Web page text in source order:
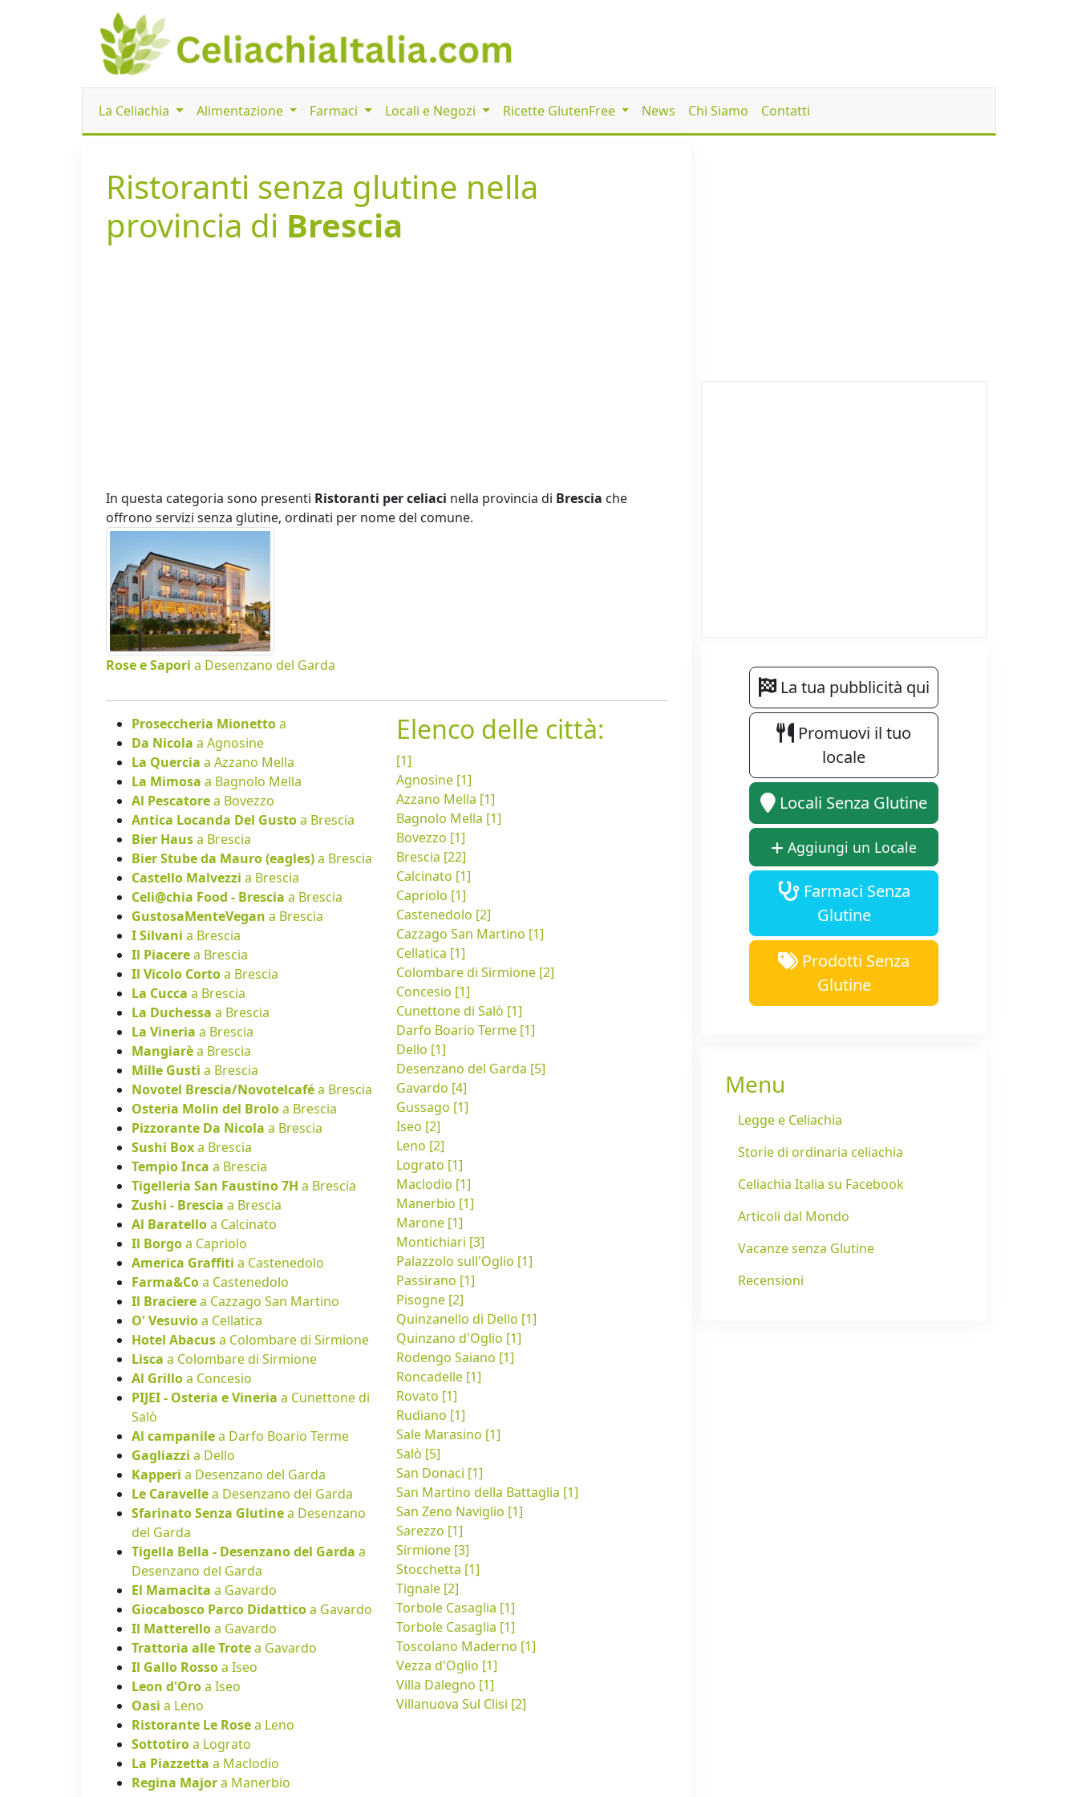
La Celiachia Alimentazione Farmaci Locali e Negozi Ricette GlutenFree News Chi Siamo Contatti
Ristoranti senza glutine nella
provincia di Brescia
In questa categoria sono presenti Ristoranti per celiaci nella provincia di Brescia che
offrono servizi senza glutine, ordinati per nome del comune.
Rose e Sapori a Desenzano del Garda
Proseccheria Mionettoa
Da Nicola a Agnosine
La Quercia a Azzano Mella
La Mimosa a Bagnolo Mella
Al Pescatorea Bovezzo
Antica Locanda Del Gustoa Brescia
Bier Hausa Brescia
Bier Stube da Mauro (eagles)a Brescia
Castello Malvezzi a Brescia
Celi@chia Food - Brescia a Brescia
GustosaMenteVegan a Brescia
I Silvani a Brescia
Il Piacerea Brescia
Il Vicolo Cortoa Brescia
La Cucca a Brescia
La Duchessa a Brescia
La Vineria a Brescia
Mangiarèa Brescia
Mille Gusti a Brescia
Novotel Brescia/Novotelcaféa Brescia
Osteria Molin del Broloa Brescia
Pizzorante Da Nicola a Brescia
Sushi Boxa Brescia
Tempio Inca a Brescia
Tigelleria San Faustino 7H a Brescia
Zushi - Brescia a Brescia
Al Baratelloa Calcinato
Il Borgoa Capriolo
America Graffiti a Castenedolo
Farma&Coa Castenedolo
Il Bracierea Cazzago San Martino
O' Vesuvioa Cellatica
Hotel Abacusa Colombare di Sirmione
Lisca a Colombare di Sirmione
Al Grilloa Concesio
PIJEI - Osteria e Vineria a Cunettone di
Salò
Al campanilea Darfo Boario Terme
Gagliazzi a Dello
Kapperi a Desenzano del Garda
Le Caravellea Desenzano del Garda
Sfarinato Senza Glutinea Desenzano
del Garda
Tigella Bella - Desenzano del Garda a
Desenzano del Garda
El Mamacita a Gavardo
Giocabosco Parco Didatticoa Gavardo
Il Matterelloa Gavardo
Trattoria alle Trotea Gavardo
Il Gallo Rossoa Iseo
Leon d'Oroa Iseo
Oasi a Leno
Ristorante Le Rosea Leno
Sottotiroa Lograto
La Piazzetta a Maclodio
Regina Majora Manerbio
Elenco delle città:
[1]
Agnosine [1]
Azzano Mella [1]
Bagnolo Mella [1]
Bovezzo [1]
Brescia [22]
Calcinato [1]
Capriolo [1]
Castenedolo [2]
Cazzago San Martino [1]
Cellatica [1]
Colombare di Sirmione [2]
Concesio [1]
Cunettone di Salò [1]
Darfo Boario Terme [1]
Dello [1]
Desenzano del Garda [5]
Gavardo [4]
Gussago [1]
Iseo [2]
Leno [2]
Lograto [1]
Maclodio [1]
Manerbio [1]
Marone [1]
Montichiari [3]
Palazzolo sull'Oglio [1]
Passirano [1]
Pisogne [2]
Quinzanello di Dello [1]
Quinzano d'Oglio [1]
Rodengo Saiano [1]
Roncadelle [1]
Rovato [1]
Rudiano [1]
Sale Marasino [1]
Salò [5]
San Donaci [1]
San Martino della Battaglia [1]
San Zeno Naviglio [1]
Sarezzo [1]
Sirmione [3]
Stocchetta [1]
Tignale [2]
Torbole Casaglia [1]
Torbole Casaglia [1]
Toscolano Maderno [1]
Vezza d'Oglio [1]
Villa Dalegno [1]
Villanuova Sul Clisi [2]
La tua pubblicità qui
Promuovi il tuo
locale
Locali Senza Glutine
Aggiungi un Locale
Farmaci Senza
Glutine
Prodotti Senza
Glutine
Menu
Legge e Celiachia
Storie di ordinaria celiachia
Celiachia Italia su Facebook
Articoli dal Mondo
Vacanze senza Glutine
Recensioni